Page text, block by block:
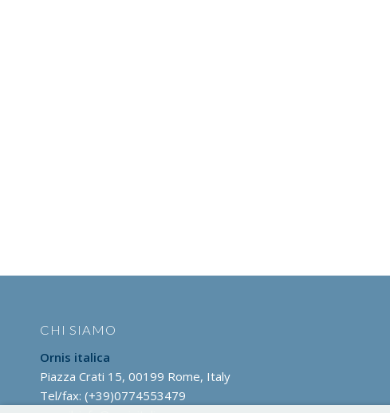
CHI SIAMO
Ornis italica
Piazza Crati 15, 00199 Rome, Italy
Tel/fax: (+39)0774553479